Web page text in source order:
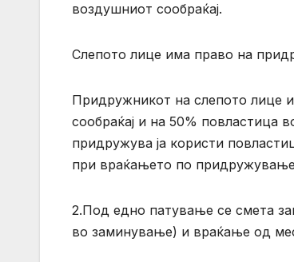
воздушниот сообраќај.
Слепото лице има право на
Придружникот на слепото лице
сообраќај и на 50% повластица
придружува ја користи
при враќањето по
2.Под едно патување се смета
во заминување) и враќање од